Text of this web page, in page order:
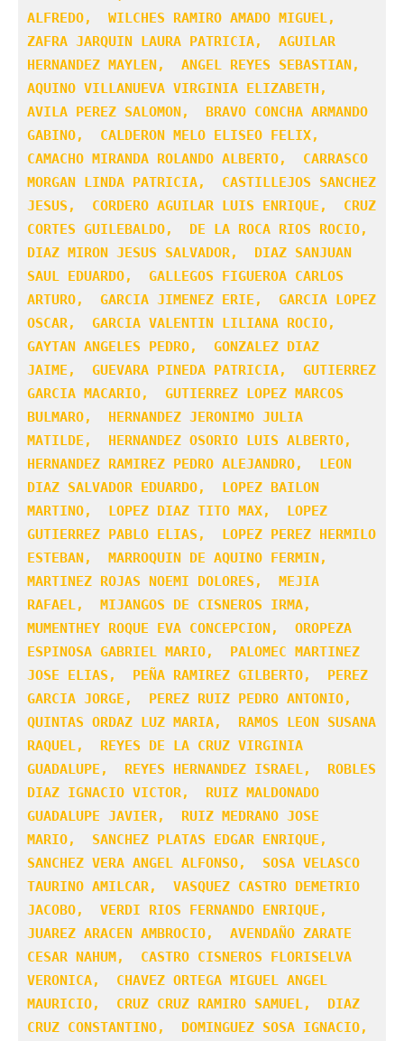
ALFREDO,  WILCHES RAMIRO AMADO MIGUEL,
ZAFRA JARQUIN LAURA PATRICIA,  AGUILAR
HERNANDEZ MAYLEN,  ANGEL REYES SEBASTIAN,
AQUINO VILLANUEVA VIRGINIA ELIZABETH,
AVILA PEREZ SALOMON,  BRAVO CONCHA ARMANDO
GABINO,  CALDERON MELO ELISEO FELIX,
CAMACHO MIRANDA ROLANDO ALBERTO,  CARRASCO
MORGAN LINDA PATRICIA,  CASTILLEJOS SANCHEZ
JESUS,  CORDERO AGUILAR LUIS ENRIQUE,  CRUZ
CORTES GUILEBALDO,  DE LA ROCA RIOS ROCIO,
DIAZ MIRON JESUS SALVADOR,  DIAZ SANJUAN
SAUL EDUARDO,  GALLEGOS FIGUEROA CARLOS
ARTURO,  GARCIA JIMENEZ ERIE,  GARCIA LOPEZ
OSCAR,  GARCIA VALENTIN LILIANA ROCIO,
GAYTAN ANGELES PEDRO,  GONZALEZ DIAZ
JAIME,  GUEVARA PINEDA PATRICIA,  GUTIERREZ
GARCIA MACARIO,  GUTIERREZ LOPEZ MARCOS
BULMARO,  HERNANDEZ JERONIMO JULIA
MATILDE,  HERNANDEZ OSORIO LUIS ALBERTO,
HERNANDEZ RAMIREZ PEDRO ALEJANDRO,  LEON
DIAZ SALVADOR EDUARDO,  LOPEZ BAILON
MARTINO,  LOPEZ DIAZ TITO MAX,  LOPEZ
GUTIERREZ PABLO ELIAS,  LOPEZ PEREZ HERMILO
ESTEBAN,  MARROQUIN DE AQUINO FERMIN,
MARTINEZ ROJAS NOEMI DOLORES,  MEJIA
RAFAEL,  MIJANGOS DE CISNEROS IRMA,
MUMENTHEY ROQUE EVA CONCEPCION,  OROPEZA
ESPINOSA GABRIEL MARIO,  PALOMEC MARTINEZ
JOSE ELIAS,  PEÑA RAMIREZ GILBERTO,  PEREZ
GARCIA JORGE,  PEREZ RUIZ PEDRO ANTONIO,
QUINTAS ORDAZ LUZ MARIA,  RAMOS LEON SUSANA
RAQUEL,  REYES DE LA CRUZ VIRGINIA
GUADALUPE,  REYES HERNANDEZ ISRAEL,  ROBLES
DIAZ IGNACIO VICTOR,  RUIZ MALDONADO
GUADALUPE JAVIER,  RUIZ MEDRANO JOSE
MARIO,  SANCHEZ PLATAS EDGAR ENRIQUE,
SANCHEZ VERA ANGEL ALFONSO,  SOSA VELASCO
TAURINO AMILCAR,  VASQUEZ CASTRO DEMETRIO
JACOBO,  VERDI RIOS FERNANDO ENRIQUE,
JUAREZ ARACEN AMBROCIO,  AVENDAÑO ZARATE
CESAR NAHUM,  CASTRO CISNEROS FLORISELVA
VERONICA,  CHAVEZ ORTEGA MIGUEL ANGEL
MAURICIO,  CRUZ CRUZ RAMIRO SAMUEL,  DIAZ
CRUZ CONSTANTINO,  DOMINGUEZ SOSA IGNACIO,